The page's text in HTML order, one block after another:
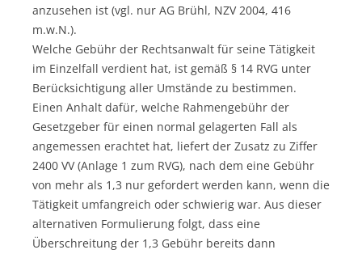
anzusehen ist (vgl. nur AG Brühl, NZV 2004, 416
m.w.N.).
Welche Gebühr der Rechtsanwalt für seine Tätigkeit
im Einzelfall verdient hat, ist gemäß § 14 RVG unter
Berücksichtigung aller Umstände zu bestimmen.
Einen Anhalt dafür, welche Rahmengebühr der
Gesetzgeber für einen normal gelagerten Fall als
angemessen erachtet hat, liefert der Zusatz zu Ziffer
2400 VV (Anlage 1 zum RVG), nach dem eine Gebühr
von mehr als 1,3 nur gefordert werden kann, wenn die
Tätigkeit umfangreich oder schwierig war. Aus dieser
alternativen Formulierung folgt, dass eine
Überschreitung der 1,3 Gebühr bereits dann